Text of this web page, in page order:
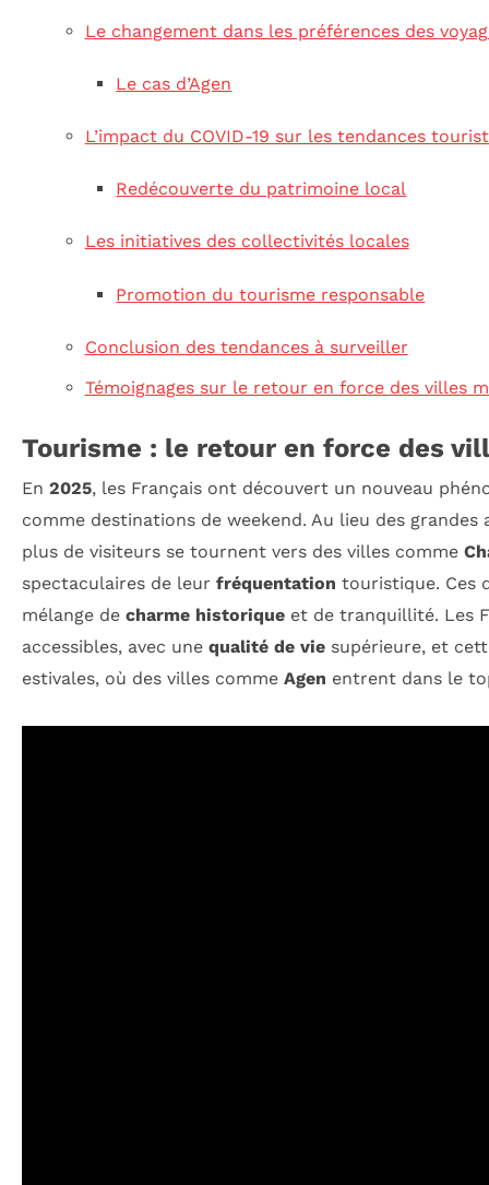
Le changement dans les préférences des
Le cas d’Agen
L’impact du COVID-19 sur les tendances
Redécouverte du patrimoine local
Les initiatives des collectivités locales
Promotion du tourisme responsable
Conclusion des tendances à surveiller
Témoignages sur le retour en force des villes
Tourisme : le retour en force des
En 2025, les Français ont découvert un nouveau
comme destinations de weekend. Au lieu des
plus de visiteurs se tournent vers des villes comme
spectaculaires de leur fréquentation touristique. Ces
mélange de charme historique et de tranquillité. Les
accessibles, avec une qualité de vie supérieure, et
estivales, où des villes comme Agen entrent dans le